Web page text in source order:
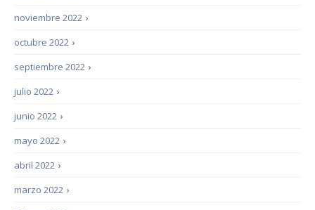
›
noviembre 2022
›
octubre 2022
›
septiembre 2022
›
julio 2022
›
junio 2022
›
mayo 2022
›
abril 2022
›
marzo 2022